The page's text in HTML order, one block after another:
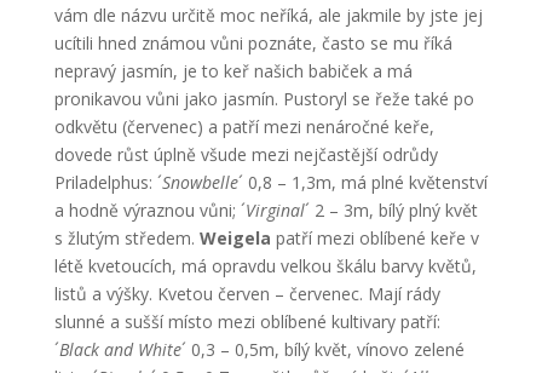
vám dle názvu určitě moc neříká, ale jakmile by jste jej
ucítili hned známou vůni poznáte, často se mu říká
nepravý jasmín, je to keř našich babiček a má
pronikavou vůni jako jasmín. Pustoryl se řeže také po
odkvětu (červenec) a patří mezi nenáročné keře,
dovede růst úplně všude mezi nejčastější odrůdy
Priladelphus: ´Snowbelle´ 0,8 – 1,3m, má plné květenství
a hodně výraznou vůni; ´Virginal´ 2 – 3m, bílý plný květ
s žlutým středem. Weigela patří mezi oblíbené keře v
létě kvetoucích, má opravdu velkou škálu barvy květů,
listů a výšky. Kvetou červen – červenec. Mají rády
slunné a sušší místo mezi oblíbené kultivary patří:
´Black and White´ 0,3 – 0,5m, bílý květ, vínovo zelené